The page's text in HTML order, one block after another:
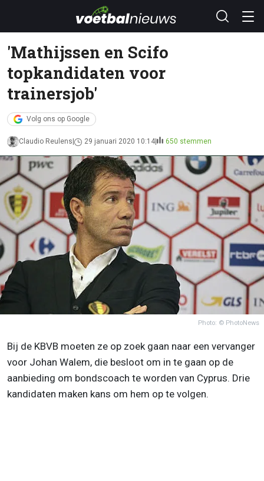
'Mathijssen en Scifo
topkandidaten voor
trainersjob'
Volg ons op Google
Claudio Reulens 29 januari 2020 10:14 650 stemmen
Photo: © PhotoNews
Bij de KBVB moeten ze op zoek gaan naar een vervanger
voor Johan Walem, die besloot om in te gaan op de
aanbieding om bondscoach te worden van Cyprus. Drie
kandidaten maken kans om hem op te volgen.